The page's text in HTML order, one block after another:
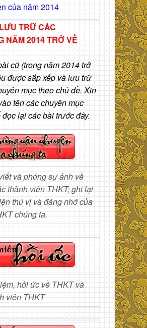
của năm 2014
TRỮ CÁC
NĂM 2014 TRỞ VỀ
cũ (trong năm 2014 trở
được sắp xếp và lưu trữ
mục theo chủ đề. Xin
tên các chuyên mục
lại các bài trước đây.
và phóng sự ảnh về
thành viên THKT; ghi lại
thú vị và đáng nhớ của
chúng ta.
hồi ức về THKT và
viên THKT